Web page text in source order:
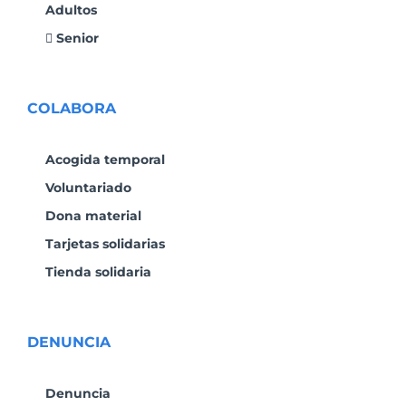
Adultos
Senior
COLABORA
Acogida temporal
Voluntariado
Dona material
Tarjetas solidarias
Tienda solidaria
DENUNCIA
Denuncia